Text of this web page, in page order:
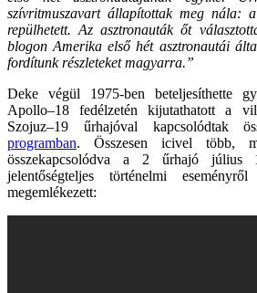
szívritmuszavart állapítottak meg nála:
repülhetett. Az asztronauták őt
blogon Amerika első hét asztronautái
fordítunk részleteket magyarra.”
Deke végül 1975-ben beteljesíthette
Apollo–18 fedélzetén kijutathatott a
Szojuz–19 űrhajóval kapcsolódtak
programban. Összesen icivel több,
összekapcsolódva a 2 űrhajó
jelentőségteljes történelmi
megemlékezett: